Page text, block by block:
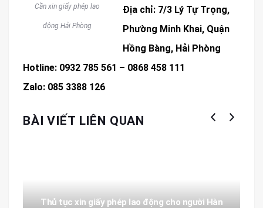
Cần xin giấy phép lao
động Hải Phòng
Địa chỉ: 7/3 Lý Tự Trọng,
Phường Minh Khai, Quận
Hồng Bàng, Hải Phòng
Hotline: 0932 785 561 – 0868 458 111
Zalo: 085 3388 126
BÀI VIẾT LIÊN QUAN
Thủ tục xin giấy phép lao động cho người Hàn